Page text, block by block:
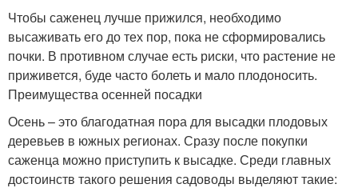
Чтобы саженец лучше прижился, необходимо
высаживать его до тех пор, пока не сформировались
почки. В противном случае есть риски, что растение не
приживется, буде часто болеть и мало плодоносить.
Преимущества осенней посадки
Осень – это благодатная пора для высадки плодовых
деревьев в южных регионах. Сразу после покупки
саженца можно приступить к высадке. Среди главных
достоинств такого решения садоводы выделяют такие: